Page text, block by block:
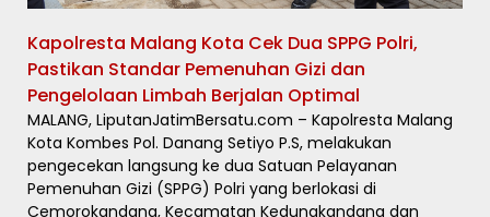
Kapolresta Malang Kota Cek Dua SPPG Polri,
Pastikan Standar Pemenuhan Gizi dan
Pengelolaan Limbah Berjalan Optimal
MALANG, LiputanJatimBersatu.com – Kapolresta Malang
Kota Kombes Pol. Danang Setiyo P.S, melakukan
pengecekan langsung ke dua Satuan Pelayanan
Pemenuhan Gizi (SPPG) Polri yang berlokasi di
Cemorokandang, Kecamatan Kedungkandang dan